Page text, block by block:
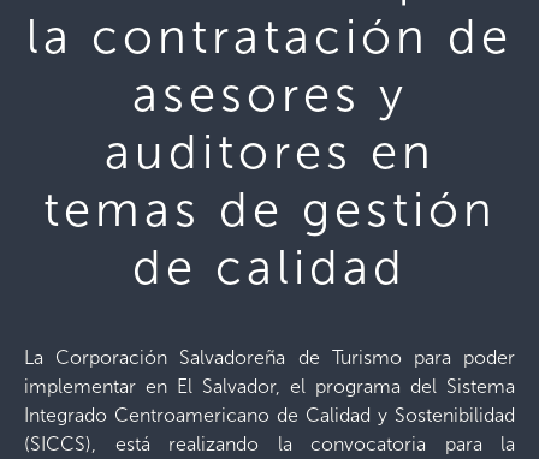
la contratación de
asesores y
auditores en
temas de gestión
de calidad
La Corporación Salvadoreña de Turismo para poder
implementar en El Salvador, el programa del Sistema
Integrado Centroamericano de Calidad y Sostenibilidad
(SICCS), está realizando la convocatoria para la